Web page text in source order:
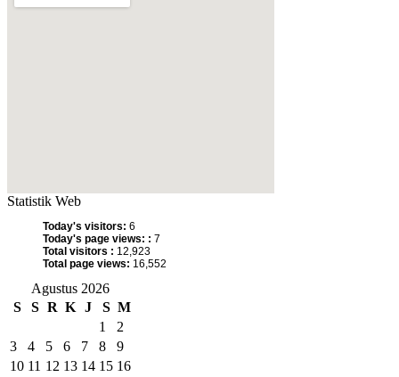
Statistik Web
Today's visitors: 6
Today's page views: : 7
Total visitors : 12,923
Total page views: 16,552
Agustus 2026
S
S R K J S M
1
2
3
4 5 6 7 8
9
10 11 12 13 14 15 16